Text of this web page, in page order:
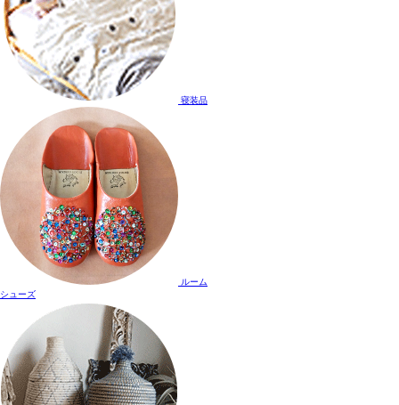
寝装品
ルーム
シューズ